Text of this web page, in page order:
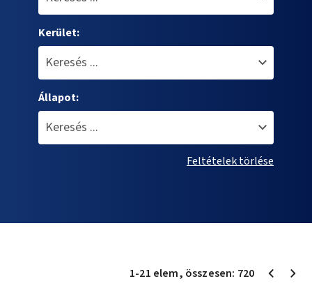
Kerület:
Állapot:
Feltételek törlése
1-21 elem, összesen: 720